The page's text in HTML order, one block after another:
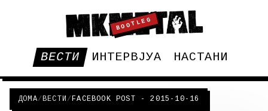
BOOTLEG
ВЕСТИ ИНТЕРВЈУА НАСТАНИ
ДОМА/ВЕСТИ /FACEBOOK POST - 2015-10-16